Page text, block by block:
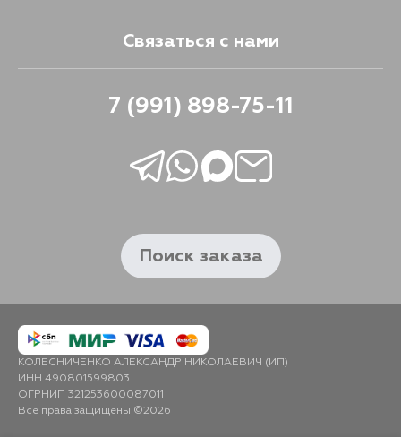
Связаться с нами
7 (991) 898-75-11
Поиск заказа
КОЛЕСНИЧЕНКО АЛЕКСАНДР НИКОЛАЕВИЧ (ИП)
ИНН 490801599803
ОГРНИП 321253600087011
Все права защищены ©2026